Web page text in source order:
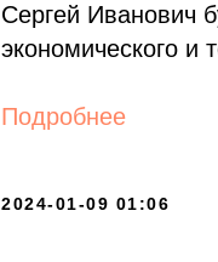
Сергей Иванович
экономического и
Подробнее
2024-01-09 01:06